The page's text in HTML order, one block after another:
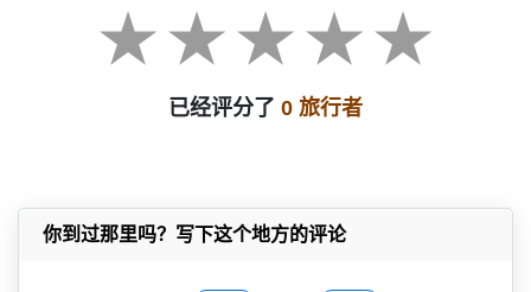
已经评分了 0 旅行者
你到过那里吗？写下这个地方的评论